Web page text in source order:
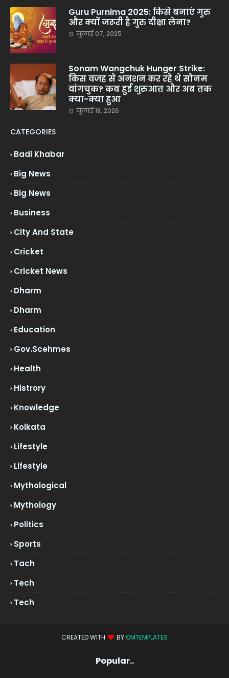
Guru Purnima 2025: किसे बनाएं गुरु
और क्यों जरूरी है गुरु दीक्षा लेना?
जुलाई 07, 2025
Sonam Wangchuk Hunger Strike:
किस वजह से अनशन कर रहे थे सोनम
वांगचुक? कब हुई शुरुआत और अब तक
क्या-क्या हुआ
जुलाई 18, 2026
CATEGORIES
Badi Khabar
Big News
Big News
Business
City And State
Cricket
Cricket News
Dharm
Dharm
Education
Gov.scehmes
Health
Histrory
Knowledge
Kolkata
Lifestyle
Lifestyle
Mythological
Mythology
Politics
Sports
Tach
Tech
Tech
CREATED WITH BY OMTEMPLATES
Popular..